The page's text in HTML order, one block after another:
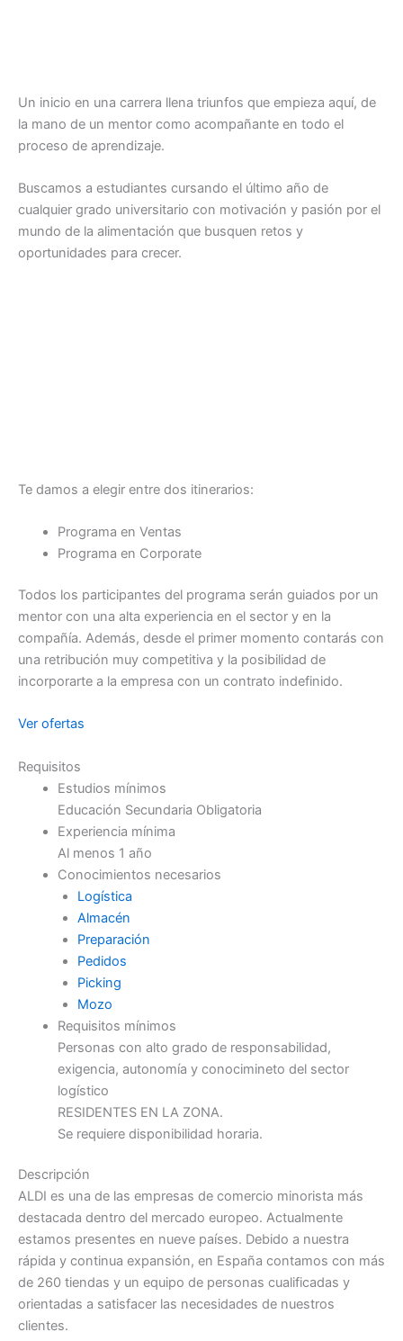
Un inicio en una carrera llena triunfos que empieza aquí, de
la mano de un mentor como acompañante en todo el
proceso de aprendizaje.
Buscamos a estudiantes cursando el último año de
cualquier grado universitario con motivación y pasión por el
mundo de la alimentación que busquen retos y
oportunidades para crecer.
Te damos a elegir entre dos itinerarios:
Programa en Ventas
Programa en Corporate
Todos los participantes del programa serán guiados por un
mentor con una alta experiencia en el sector y en la
compañía. Además, desde el primer momento contarás con
una retribución muy competitiva y la posibilidad de
incorporarte a la empresa con un contrato indefinido.
Ver ofertas
Requisitos
Estudios mínimos
Educación Secundaria Obligatoria
Experiencia mínima
Al menos 1 año
Conocimientos necesarios
Logística
Almacén
Preparación
Pedidos
Picking
Mozo
Requisitos mínimos
Personas con alto grado de responsabilidad,
exigencia, autonomía y conocimineto del sector
logístico
RESIDENTES EN LA ZONA.
Se requiere disponibilidad horaria.
Descripción
ALDI es una de las empresas de comercio minorista más
destacada dentro del mercado europeo. Actualmente
estamos presentes en nueve países. Debido a nuestra
rápida y continua expansión, en España contamos con más
de 260 tiendas y un equipo de personas cualificadas y
orientadas a satisfacer las necesidades de nuestros
clientes.